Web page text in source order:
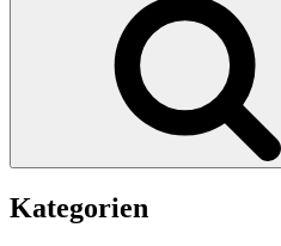
Kategorien